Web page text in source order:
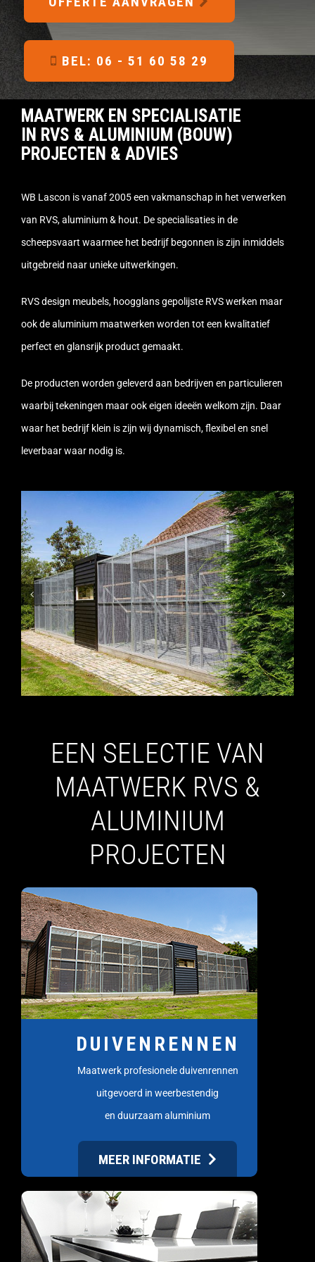
BEL: 06 - 51 60 58 29
MAATWERK EN SPECIALISATIE
IN RVS & ALUMINIUM (BOUW)
PROJECTEN & ADVIES
WB Lascon is vanaf 2005 een vakmanschap in het verwerken
van RVS, aluminium & hout. De specialisaties in de
scheepsvaart waarmee het bedrijf begonnen is zijn inmiddels
uitgebreid naar unieke uitwerkingen.
RVS design meubels, hoogglans gepolijste RVS werken maar
ook de aluminium maatwerken worden tot een kwalitatief
perfect en glansrijk product gemaakt.
De producten worden geleverd aan bedrijven en particulieren
waarbij tekeningen maar ook eigen ideeën welkom zijn. Daar
waar het bedrijf klein is zijn wij dynamisch, flexibel en snel
leverbaar waar nodig is.
EEN SELECTIE VAN
MAATWERK RVS &
ALUMINIUM
PROJECTEN
DUIVENRENNEN
Maatwerk profesionele duivenrennen
uitgevoerd in weerbestendig
en duurzaam aluminium
MEER INFORMATIE